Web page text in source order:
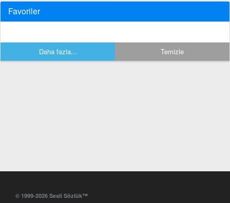
Favoriler
Daha fazla... Temizle
© 1999-2026 Sesli Sözlük™